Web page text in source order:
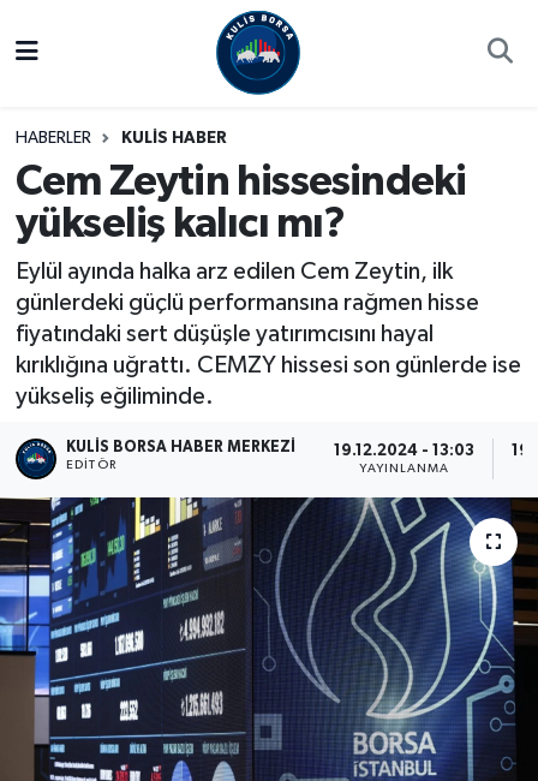
HABERLER KULİS HABER
Cem Zeytin hissesindeki
yükseliş kalıcı mı?
Eylül ayında halka arz edilen Cem Zeytin, ilk
günlerdeki güçlü performansına rağmen hisse
fiyatındaki sert düşüşle yatırımcısını hayal
kırıklığına uğrattı. CEMZY hissesi son günlerde ise
yükseliş eğiliminde.
KULIS BORSA HABER MERKEZI
EDITÖR
19.12.2024 - 13:03
YAYINLANMA
Kulis Haber
Halka Arzlar
Ekonomi
Süper Lig Puan Durumu ve Fikstür
Tüm Manşetler
Son Dakika Haberleri
Haber Arşivi